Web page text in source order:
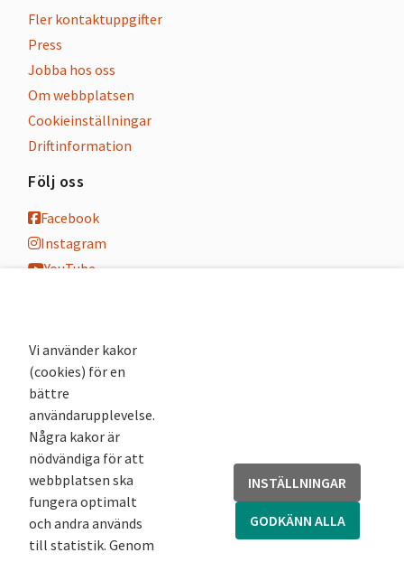
Fler kontaktuppgifter
Press
Jobba hos oss
Om webbplatsen
Cookieinställningar
Driftinformation
Följ oss
Facebook
Instagram
YouTube
Nyhetsbrev
Andra webbplatser
Arkivsök
Fornsök
Fornreg
Bebyggelseregistret
Runor
Kringla
Vi använder kakor
(cookies) för en
bättre
användarupplevelse.
Några kakor är
nödvändiga för att
webbplatsen ska
fungera optimalt
och andra används
till statistik. Genom
INSTÄLLNINGAR
GODKÄNN ALLA